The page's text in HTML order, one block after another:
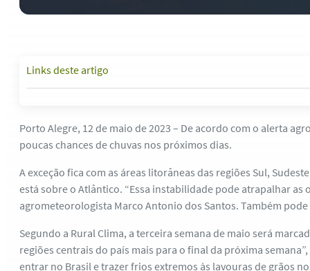
Links deste artigo
Porto Alegre, 12 de maio de 2023 – De acordo com o alerta
poucas chances de chuvas nos próximos dias.
A exceção fica com as áreas litorâneas das regiões Sul,
está sobre o Atlântico. “Essa instabilidade pode atrapalhar as
agrometeorologista Marco Antonio dos Santos. Também
Segundo a Rural Clima, a terceira semana de maio será
regiões centrais do país mais para o final da próxima
entrar no Brasil e trazer frios extremos às lavouras de grãos